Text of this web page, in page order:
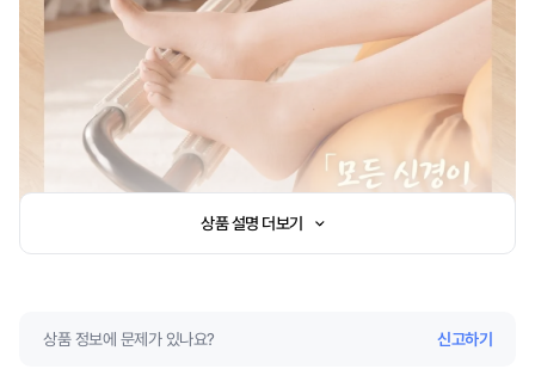
상품 설명 더보기
상품 정보에 문제가 있나요? 신고하기